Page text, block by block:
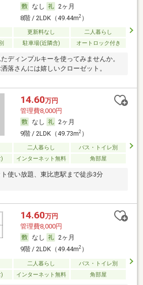
なし
2ヶ月
8階 / 2LDK（49.44m2）
更新料なし
二人暮らし
駐車場(近隣含) オートロック付き
ディンプルキーを使ってみませんか。
落さんには嬉しいクローゼット。
14.60万円
管理費8,000円
なし
2ヶ月
9階 / 2LDK（49.73m2）
二人暮らし
バス・トイレ別
インターネット無料 角部屋
使い放題、東比恵駅まで徒歩3分
14.60万円
管理費8,000円
なし
2ヶ月
9階 / 2LDK（49.44m2）
二人暮らし
バス・トイレ別
インターネット無料 角部屋